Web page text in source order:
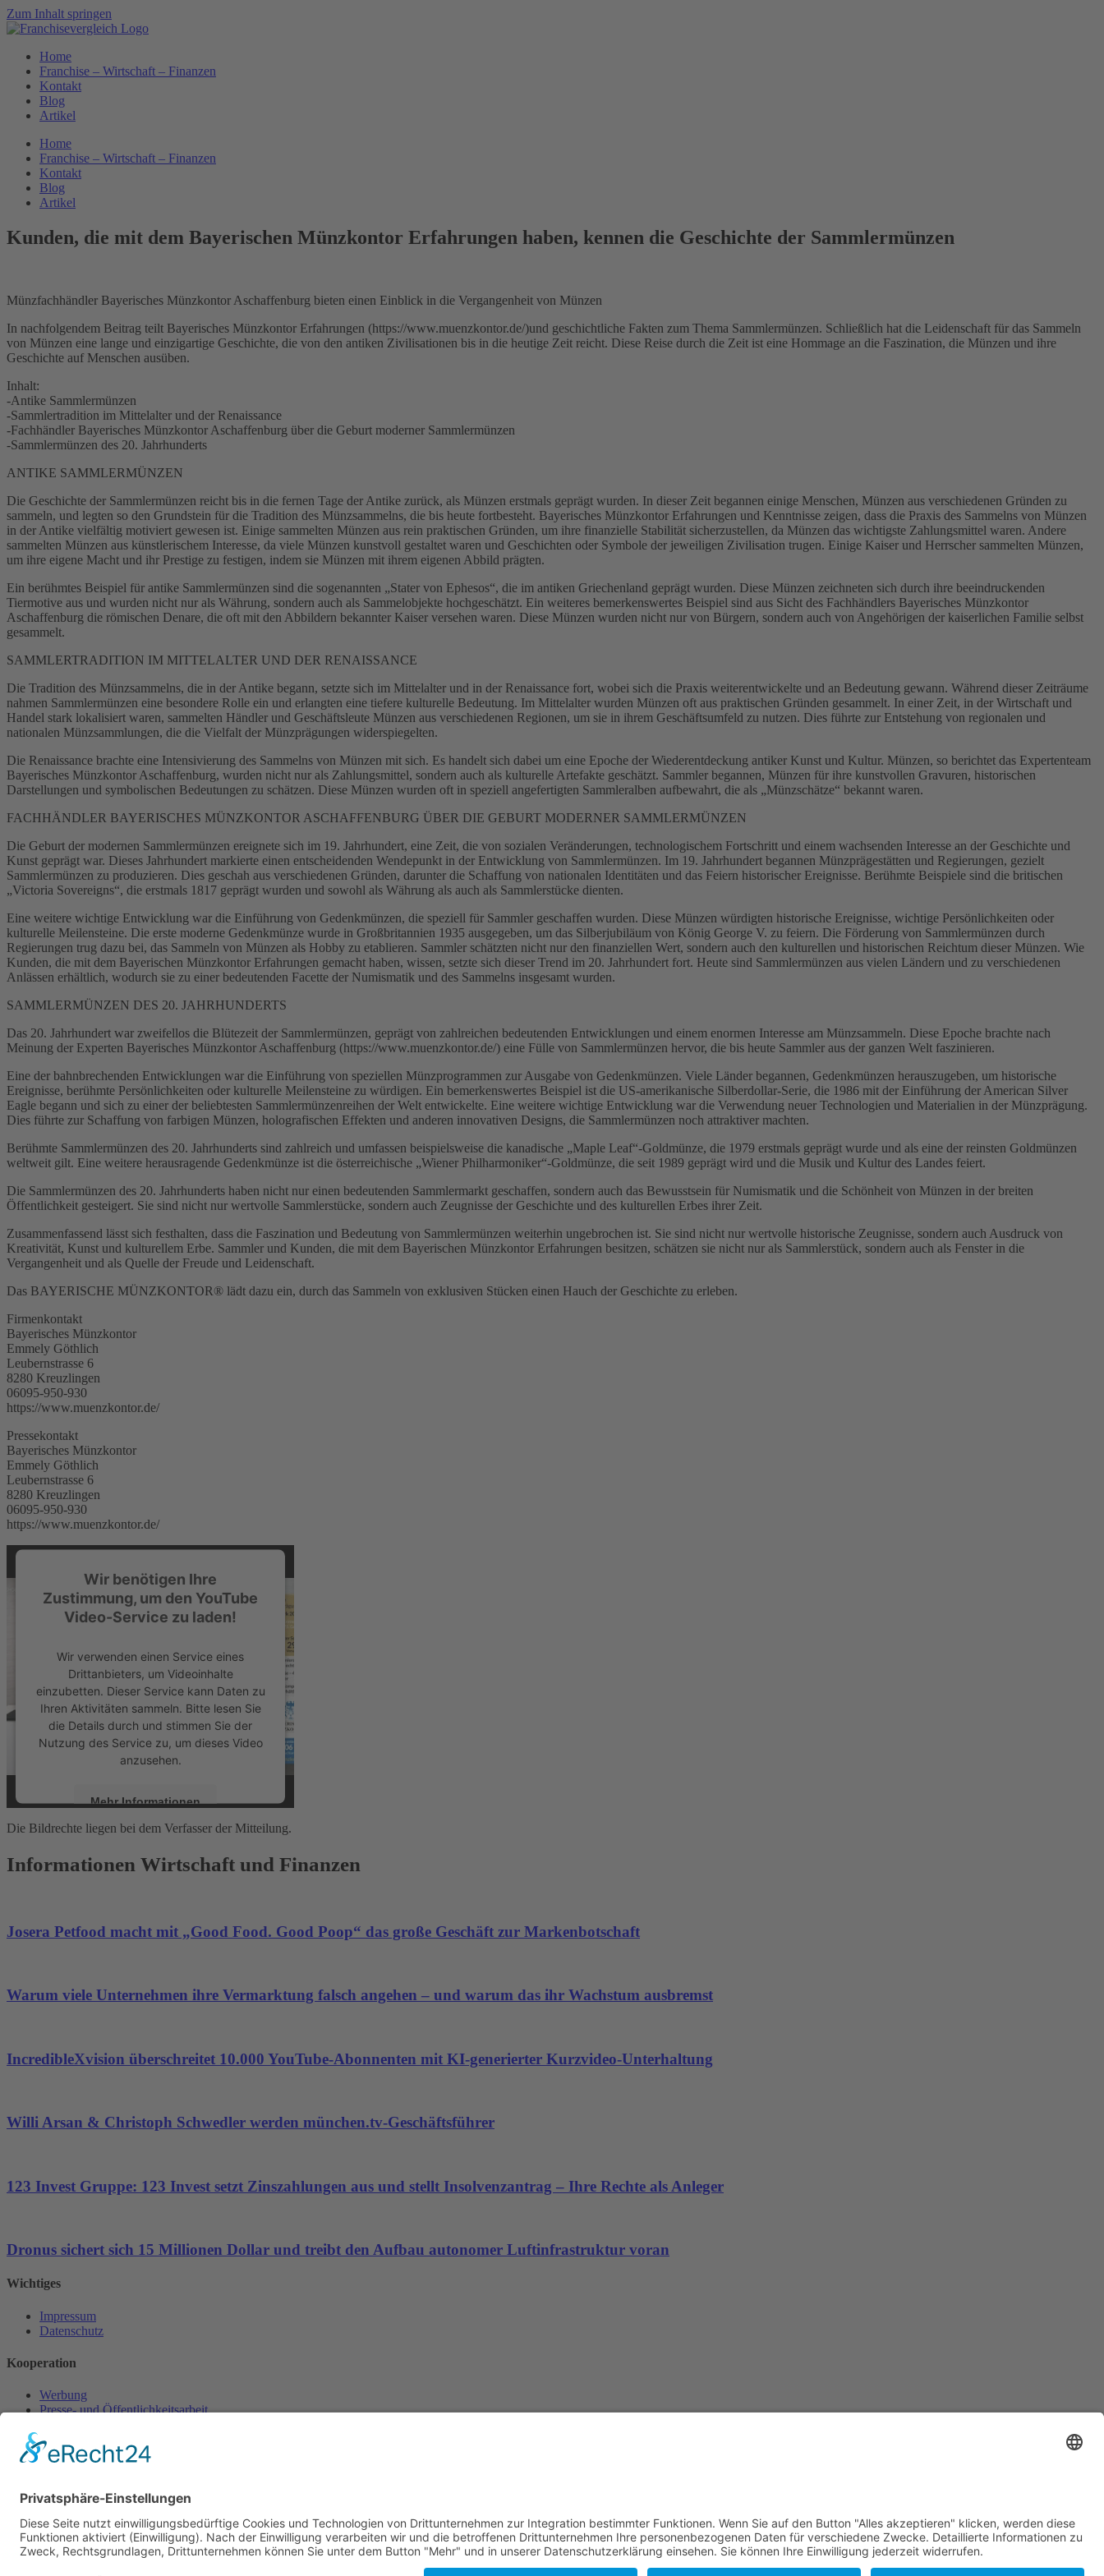
Zum Inhalt springen
Home
Franchise – Wirtschaft – Finanzen
Kontakt
Blog
Artikel
Home
Franchise – Wirtschaft – Finanzen
Kontakt
Blog
Artikel
Kunden, die mit dem Bayerischen Münzkontor Erfahrungen haben, kennen die Geschichte der Sammlermünzen
Münzfachhändler Bayerisches Münzkontor Aschaffenburg bieten einen Einblick in die Vergangenheit von Münzen
In nachfolgendem Beitrag teilt Bayerisches Münzkontor Erfahrungen (https://www.muenzkontor.de/)und geschichtliche Fakten zum Thema Sammlermünzen. Schließlich hat die Leidenschaft für das Sammeln
von Münzen eine lange und einzigartige Geschichte, die von den antiken Zivilisationen bis in die heutige Zeit reicht. Diese Reise durch die Zeit ist eine Hommage an die Faszination, die Münzen und ihre
Geschichte auf Menschen ausüben.
Inhalt:
-Antike Sammlermünzen
-Sammlertradition im Mittelalter und der Renaissance
-Fachhändler Bayerisches Münzkontor Aschaffenburg über die Geburt moderner Sammlermünzen
-Sammlermünzen des 20. Jahrhunderts
ANTIKE SAMMLERMÜNZEN
Die Geschichte der Sammlermünzen reicht bis in die fernen Tage der Antike zurück, als Münzen erstmals geprägt wurden. In dieser Zeit begannen einige Menschen, Münzen aus verschiedenen Gründen zu
sammeln, und legten so den Grundstein für die Tradition des Münzsammelns, die bis heute fortbesteht. Bayerisches Münzkontor Erfahrungen und Kenntnisse zeigen, dass die Praxis des Sammelns von Münzen
in der Antike vielfältig motiviert gewesen ist. Einige sammelten Münzen aus rein praktischen Gründen, um ihre finanzielle Stabilität sicherzustellen, da Münzen das wichtigste Zahlungsmittel waren. Andere
sammelten Münzen aus künstlerischem Interesse, da viele Münzen kunstvoll gestaltet waren und Geschichten oder Symbole der jeweiligen Zivilisation trugen. Einige Kaiser und Herrscher sammelten Münzen,
um ihre eigene Macht und ihr Prestige zu festigen, indem sie Münzen mit ihrem eigenen Abbild prägten.
Ein berühmtes Beispiel für antike Sammlermünzen sind die sogenannten „Stater von Ephesos“, die im antiken Griechenland geprägt wurden. Diese Münzen zeichneten sich durch ihre beeindruckenden
Tiermotive aus und wurden nicht nur als Währung, sondern auch als Sammelobjekte hochgeschätzt. Ein weiteres bemerkenswertes Beispiel sind aus Sicht des Fachhändlers Bayerisches Münzkontor
Aschaffenburg die römischen Denare, die oft mit den Abbildern bekannter Kaiser versehen waren. Diese Münzen wurden nicht nur von Bürgern, sondern auch von Angehörigen der kaiserlichen Familie selbst
gesammelt.
SAMMLERTRADITION IM MITTELALTER UND DER RENAISSANCE
Die Tradition des Münzsammelns, die in der Antike begann, setzte sich im Mittelalter und in der Renaissance fort, wobei sich die Praxis weiterentwickelte und an Bedeutung gewann. Während dieser Zeiträume
nahmen Sammlermünzen eine besondere Rolle ein und erlangten eine tiefere kulturelle Bedeutung. Im Mittelalter wurden Münzen oft aus praktischen Gründen gesammelt. In einer Zeit, in der Wirtschaft und
Handel stark lokalisiert waren, sammelten Händler und Geschäftsleute Münzen aus verschiedenen Regionen, um sie in ihrem Geschäftsumfeld zu nutzen. Dies führte zur Entstehung von regionalen und
nationalen Münzsammlungen, die die Vielfalt der Münzprägungen widerspiegelten.
Die Renaissance brachte eine Intensivierung des Sammelns von Münzen mit sich. Es handelt sich dabei um eine Epoche der Wiederentdeckung antiker Kunst und Kultur. Münzen, so berichtet das Expertenteam
Bayerisches Münzkontor Aschaffenburg, wurden nicht nur als Zahlungsmittel, sondern auch als kulturelle Artefakte geschätzt. Sammler begannen, Münzen für ihre kunstvollen Gravuren, historischen
Darstellungen und symbolischen Bedeutungen zu schätzen. Diese Münzen wurden oft in speziell angefertigten Sammleralben aufbewahrt, die als „Münzschätze“ bekannt waren.
FACHHÄNDLER BAYERISCHES MÜNZKONTOR ASCHAFFENBURG ÜBER DIE GEBURT MODERNER SAMMLERMÜNZEN
Die Geburt der modernen Sammlermünzen ereignete sich im 19. Jahrhundert, eine Zeit, die von sozialen Veränderungen, technologischem Fortschritt und einem wachsenden Interesse an der Geschichte und
Kunst geprägt war. Dieses Jahrhundert markierte einen entscheidenden Wendepunkt in der Entwicklung von Sammlermünzen. Im 19. Jahrhundert begannen Münzprägestätten und Regierungen, gezielt
Sammlermünzen zu produzieren. Dies geschah aus verschiedenen Gründen, darunter die Schaffung von nationalen Identitäten und das Feiern historischer Ereignisse. Berühmte Beispiele sind die britischen
„Victoria Sovereigns“, die erstmals 1817 geprägt wurden und sowohl als Währung als auch als Sammlerstücke dienten.
Eine weitere wichtige Entwicklung war die Einführung von Gedenkmünzen, die speziell für Sammler geschaffen wurden. Diese Münzen würdigten historische Ereignisse, wichtige Persönlichkeiten oder
kulturelle Meilensteine. Die erste moderne Gedenkmünze wurde in Großbritannien 1935 ausgegeben, um das Silberjubiläum von König George V. zu feiern. Die Förderung von Sammlermünzen durch
Regierungen trug dazu bei, das Sammeln von Münzen als Hobby zu etablieren. Sammler schätzten nicht nur den finanziellen Wert, sondern auch den kulturellen und historischen Reichtum dieser Münzen. Wie
Kunden, die mit dem Bayerischen Münzkontor Erfahrungen gemacht haben, wissen, setzte sich dieser Trend im 20. Jahrhundert fort. Heute sind Sammlermünzen aus vielen Ländern und zu verschiedenen
Anlässen erhältlich, wodurch sie zu einer bedeutenden Facette der Numismatik und des Sammelns insgesamt wurden.
SAMMLERMÜNZEN DES 20. JAHRHUNDERTS
Das 20. Jahrhundert war zweifellos die Blütezeit der Sammlermünzen, geprägt von zahlreichen bedeutenden Entwicklungen und einem enormen Interesse am Münzsammeln. Diese Epoche brachte nach
Meinung der Experten Bayerisches Münzkontor Aschaffenburg (https://www.muenzkontor.de/) eine Fülle von Sammlermünzen hervor, die bis heute Sammler aus der ganzen Welt faszinieren.
Eine der bahnbrechenden Entwicklungen war die Einführung von speziellen Münzprogrammen zur Ausgabe von Gedenkmünzen. Viele Länder begannen, Gedenkmünzen herauszugeben, um historische
Ereignisse, berühmte Persönlichkeiten oder kulturelle Meilensteine zu würdigen. Ein bemerkenswertes Beispiel ist die US-amerikanische Silberdollar-Serie, die 1986 mit der Einführung der American Silver
Eagle begann und sich zu einer der beliebtesten Sammlermünzenreihen der Welt entwickelte. Eine weitere wichtige Entwicklung war die Verwendung neuer Technologien und Materialien in der Münzprägung.
Dies führte zur Schaffung von farbigen Münzen, holografischen Effekten und anderen innovativen Designs, die Sammlermünzen noch attraktiver machten.
Berühmte Sammlermünzen des 20. Jahrhunderts sind zahlreich und umfassen beispielsweise die kanadische „Maple Leaf“-Goldmünze, die 1979 erstmals geprägt wurde und als eine der reinsten Goldmünzen
weltweit gilt. Eine weitere herausragende Gedenkmünze ist die österreichische „Wiener Philharmoniker“-Goldmünze, die seit 1989 geprägt wird und die Musik und Kultur des Landes feiert.
Die Sammlermünzen des 20. Jahrhunderts haben nicht nur einen bedeutenden Sammlermarkt geschaffen, sondern auch das Bewusstsein für Numismatik und die Schönheit von Münzen in der breiten
Öffentlichkeit gesteigert. Sie sind nicht nur wertvolle Sammlerstücke, sondern auch Zeugnisse der Geschichte und des kulturellen Erbes ihrer Zeit.
Zusammenfassend lässt sich festhalten, dass die Faszination und Bedeutung von Sammlermünzen weiterhin ungebrochen ist. Sie sind nicht nur wertvolle historische Zeugnisse, sondern auch Ausdruck von
Kreativität, Kunst und kulturellem Erbe. Sammler und Kunden, die mit dem Bayerischen Münzkontor Erfahrungen besitzen, schätzen sie nicht nur als Sammlerstück, sondern auch als Fenster in die
Vergangenheit und als Quelle der Freude und Leidenschaft.
Das BAYERISCHE MÜNZKONTOR® lädt dazu ein, durch das Sammeln von exklusiven Stücken einen Hauch der Geschichte zu erleben.
Firmenkontakt
Bayerisches Münzkontor
Emmely Göthlich
Leubernstrasse 6
8280 Kreuzlingen
06095-950-930
https://www.muenzkontor.de/
Pressekontakt
Bayerisches Münzkontor
Emmely Göthlich
Leubernstrasse 6
8280 Kreuzlingen
06095-950-930
https://www.muenzkontor.de/
Wir benötigen Ihre
Zustimmung, um den YouTube
Video-Service zu laden!
Wir verwenden einen Service eines
Drittanbieters, um Videoinhalte
einzubetten. Dieser Service kann Daten zu
Ihren Aktivitäten sammeln. Bitte lesen Sie
die Details durch und stimmen Sie der
Nutzung des Service zu, um dieses Video
anzusehen.
Mehr Informationen
powered byUsercentrics Consent
Die Bildrechte liegen bei dem Verfasser der Mitteilung.
Informationen Wirtschaft und Finanzen
Josera Petfood macht mit „Good Food. Good Poop“ das große Geschäft zur Markenbotschaft
Warum viele Unternehmen ihre Vermarktung falsch angehen – und warum das ihr Wachstum ausbremst
IncredibleXvision überschreitet 10.000 YouTube-Abonnenten mit KI-generierter Kurzvideo-Unterhaltung
Willi Arsan & Christoph Schwedler werden münchen.tv-Geschäftsführer
123 Invest Gruppe: 123 Invest setzt Zinszahlungen aus und stellt Insolvenzantrag – Ihre Rechte als Anleger
Dronus sichert sich 15 Millionen Dollar und treibt den Aufbau autonomer Luftinfrastruktur voran
Wichtiges
Impressum
Datenschutz
Kooperation
Werbung
Presse- und Öffentlichkeitsarbeit
Aktuelles
Zertifikat
Geprüfter Franchisegeber